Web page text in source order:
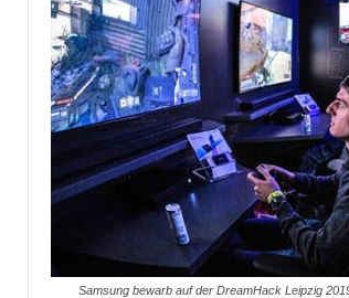
Samsung bewarb auf der DreamHack Leipzig